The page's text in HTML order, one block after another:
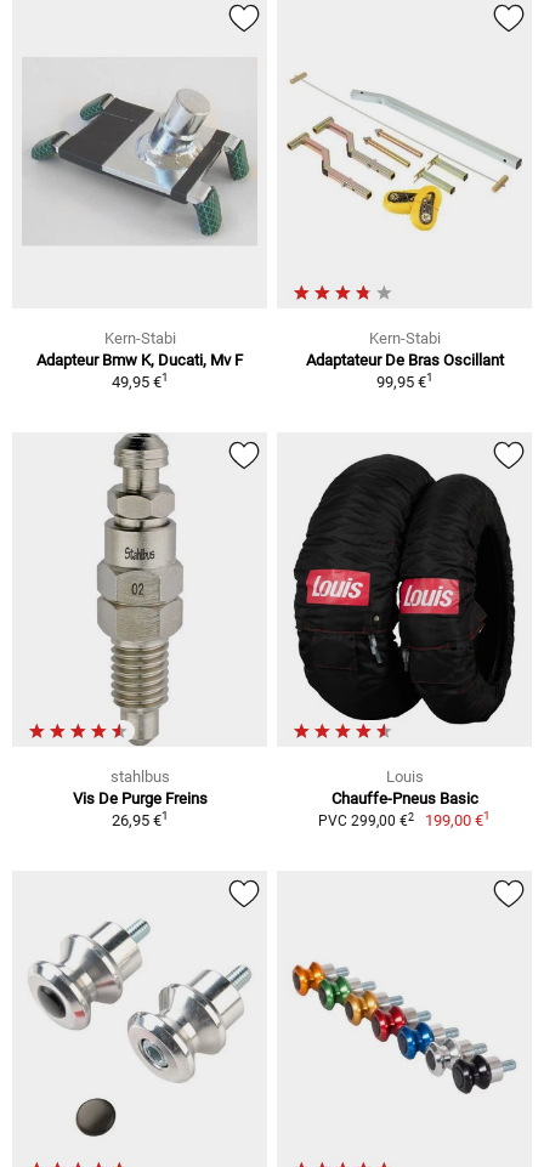
Kern-Stabi
Adapteur Bmw K, Ducati, Mv F
49,95 €1
Kern-Stabi
Adaptateur De Bras Oscillant
99,95 €1
stahlbus
Vis De Purge Freins
26,95 €1
Louis
Chauffe-Pneus Basic
PVC 299,00 €2 199,00 €1